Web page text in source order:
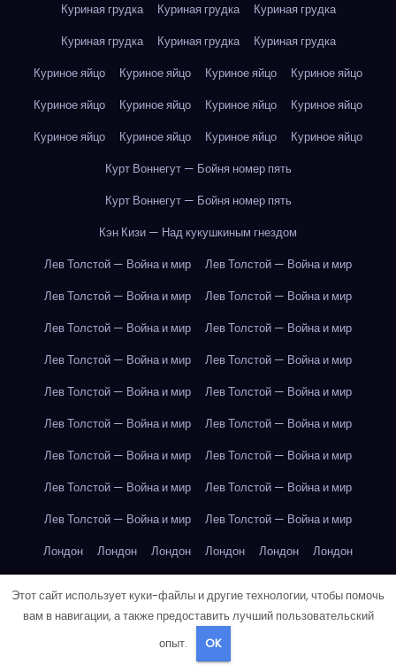
Куриная грудка
Куриная грудка
Куриная грудка
Куриная грудка
Куриная грудка
Куриная грудка
Куриное яйцо
Куриное яйцо Куриное яйцо
Куриное яйцо
Куриное яйцо
Куриное яйцо Куриное яйцо
Куриное яйцо
Куриное яйцо
Куриное яйцо Куриное яйцо
Куриное яйцо
Курт Воннегут — Бойня номер пять
Курт Воннегут — Бойня номер пять
Кэн Кизи — Над кукушкиным гнездом
Лев Толстой — Война и мир
Лев Толстой — Война и мир
Лев Толстой — Война и мир
Лев Толстой — Война и мир
Лев Толстой — Война и мир
Лев Толстой — Война и мир
Лев Толстой — Война и мир
Лев Толстой — Война и мир
Лев Толстой — Война и мир
Лев Толстой — Война и мир
Лев Толстой — Война и мир
Лев Толстой — Война и мир
Лев Толстой — Война и мир
Лев Толстой — Война и мир
Лев Толстой — Война и мир
Лев Толстой — Война и мир
Лев Толстой — Война и мир
Лев Толстой — Война и мир
Лондон
Лондон Лондон Лондон Лондон
Лондон
Лондон
Лондон Лондон Лондон Лондон
Лондон
Лондон Лондон
Этот сайт использует куки-файлы и другие технологии, чтобы помочь
вам в навигации, а также предоставить лучший пользовательский
опыт.
OK